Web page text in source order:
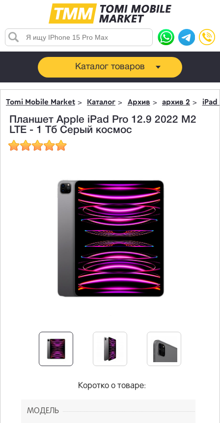
Каталог товаров
Tomi Mobile Market Каталог Архив архив 2 iPad
Планшет Apple iPad Pro 12.9 2022 M2
LTE - 1 Тб Серый космос
Коротко о товаре:
МОДЕЛЬ